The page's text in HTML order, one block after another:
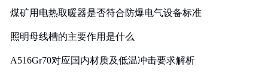
煤矿用电热取暖器是否符合防爆电气设备标准
照明母线槽的主要作用是什么
A516Gr70对应国内材质及低温冲击要求解析